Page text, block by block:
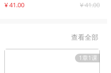
¥ 41.00 ¥ 41.00
查看全部
1章1课